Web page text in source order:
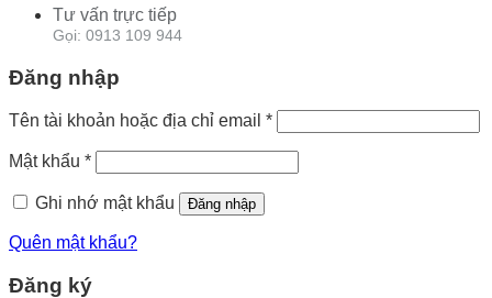
Tư vấn trực tiếp
Gọi: 0913 109 944
Đăng nhập
Tên tài khoản hoặc địa chỉ email *
Mật khẩu *
Ghi nhớ mật khẩu Đăng nhập
Quên mật khẩu?
Đăng ký